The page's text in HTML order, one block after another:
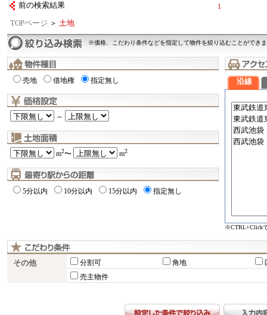
前の検索結果 1
TOPページ ＞ 土地
※価格、こだわり条件などを指定して物件を絞り込むことができ
売地 借地権 指定無し
～
m2〜 m2
5分以内 10分以内 15分以内 指定無し
沿線
※CTRL+Click
その他 分割可 角地
売主物件